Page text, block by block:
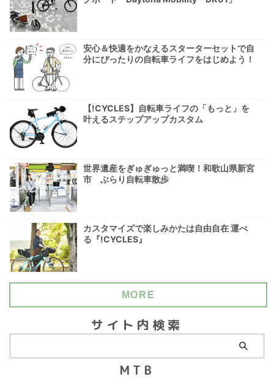
安心＆快適をかなえるスターターセットで自
分にぴったりの自転車ライフをはじめよう！
【!CYCLES】自転車ライフの「もっと」を
叶えるステップアップカスタム
世界遺産をぎゅぎゅっと満喫！和歌山県新宮
市 ぶらり自転車散歩
カスタマイズで楽しみかたは自由自在 運べ
る『!CYCLES』
MORE
サイト内検索
MTB